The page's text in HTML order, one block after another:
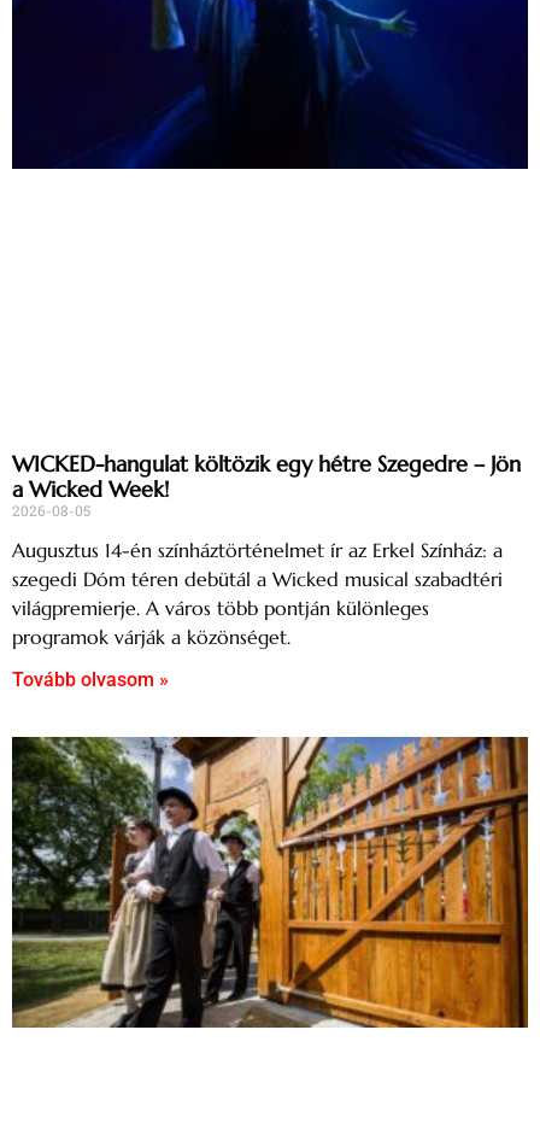
WICKED-hangulat költözik egy hétre Szegedre – Jön
a Wicked Week!
2026-08-05
Augusztus 14-én színháztörténelmet ír az Erkel Színház: a
szegedi Dóm téren debütál a Wicked musical szabadtéri
világpremierje. A város több pontján különleges
programok várják a közönséget.
Tovább olvasom »